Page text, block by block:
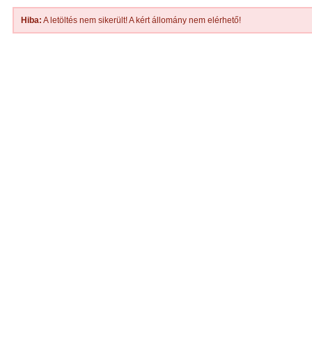
Hiba: A letöltés nem sikerült! A kért állomány nem elérhető!